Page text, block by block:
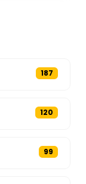
187
120
99